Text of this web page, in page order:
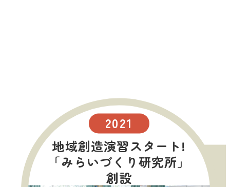
2021
地域創造演習スタート!
「みらいづくり研究所」
創設